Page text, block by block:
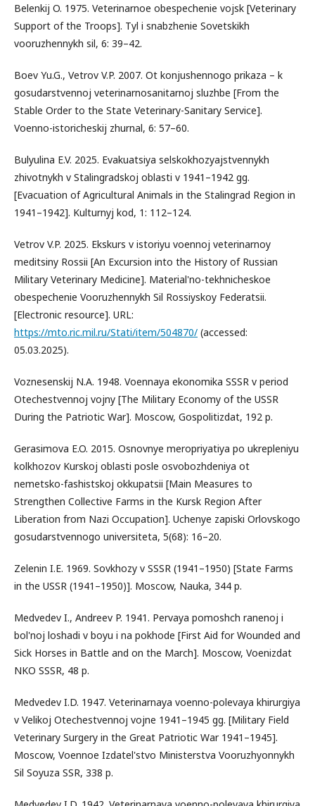
Belenkij O. 1975. Veterinarnoe obespechenie vojsk [Veterinary
Support of the Troops]. Tyl i snabzhenie Sovetskikh
vooruzhennykh sil, 6: 39–42.
Boev Yu.G., Vetrov V.P. 2007. Ot konjushennogo prikaza – k
gosudarstvennoj veterinarnosanitarnoj sluzhbe [From the
Stable Order to the State Veterinary-Sanitary Service].
Voenno-istoricheskij zhurnal, 6: 57–60.
Bulyulina E.V. 2025. Evakuatsiya selskokhozyajstvennykh
zhivotnykh v Stalingradskoj oblasti v 1941–1942 gg.
[Evacuation of Agricultural Animals in the Stalingrad Region in
1941–1942]. Kulturnyj kod, 1: 112–124.
Vetrov V.P. 2025. Ekskurs v istoriyu voennoj veterinarnoy
meditsiny Rossii [An Excursion into the History of Russian
Military Veterinary Medicine]. Material'no-tekhnicheskoe
obespechenie Vooruzhennykh Sil Rossiyskoy Federatsii.
[Electronic resource]. URL:
https://mto.ric.mil.ru/Stati/item/504870/ (accessed:
05.03.2025).
Voznesenskij N.A. 1948. Voennaya ekonomika SSSR v period
Otechestvennoj vojny [The Military Economy of the USSR
During the Patriotic War]. Moscow, Gospolitizdat, 192 p.
Gerasimova E.O. 2015. Osnovnye meropriyatiya po ukrepleniyu
kolkhozov Kurskoj oblasti posle osvobozhdeniya ot
nemetsko-fashistskoj okkupatsii [Main Measures to
Strengthen Collective Farms in the Kursk Region After
Liberation from Nazi Occupation]. Uchenye zapiski Orlovskogo
gosudarstvennogo universiteta, 5(68): 16–20.
Zelenin I.E. 1969. Sovkhozy v SSSR (1941–1950) [State Farms
in the USSR (1941–1950)]. Moscow, Nauka, 344 p.
Medvedev I., Andreev P. 1941. Pervaya pomoshch ranenoj i
bol'noj loshadi v boyu i na pokhode [First Aid for Wounded and
Sick Horses in Battle and on the March]. Moscow, Voenizdat
NKO SSSR, 48 p.
Medvedev I.D. 1947. Veterinarnaya voenno-polevaya khirurgiya
v Velikoj Otechestvennoj vojne 1941–1945 gg. [Military Field
Veterinary Surgery in the Great Patriotic War 1941–1945].
Moscow, Voennoe Izdatel'stvo Ministerstva Vooruzhyonnykh
Sil Soyuza SSR, 338 p.